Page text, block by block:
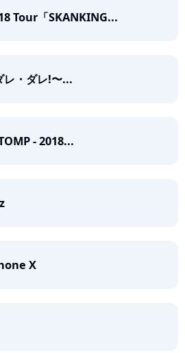
Tour「SKANKING...
・ダレ!〜...
- 2018...
X